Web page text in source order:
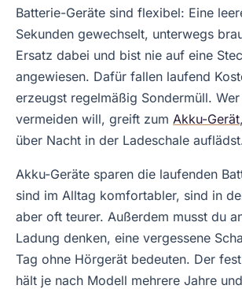
Batterie-Geräte sind flexibel: Eine
Sekunden gewechselt, unterwegs
Ersatz dabei und bist nie auf eine
angewiesen. Dafür fallen laufend
erzeugst regelmäßig Sondermüll.
vermeiden will, greift zum Akku-Gerät
über Nacht in der Ladeschale
Akku-Geräte sparen die laufenden
sind im Alltag komfortabler, sind in
aber oft teurer. Außerdem musst du
Ladung denken, eine vergessene
Tag ohne Hörgerät bedeuten. Der
hält je nach Modell mehrere Jahre